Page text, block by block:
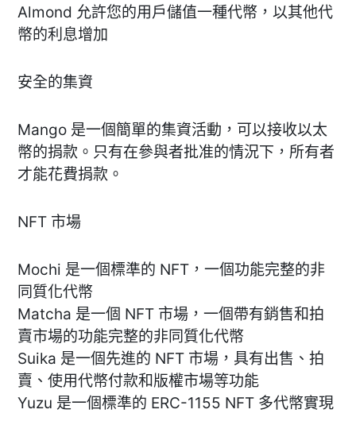
Almond 允許您的用戶儲值一種代幣，以其他代
幣的利息增加
安全的集資
Mango 是一個簡單的集資活動，可以接收以太
幣的捐款。只有在參與者批准的情況下，所有者
才能花費捐款。
NFT 市場
Mochi 是一個標準的 NFT，一個功能完整的非
同質化代幣
Matcha 是一個 NFT 市場，一個帶有銷售和拍
賣市場的功能完整的非同質化代幣
Suika 是一個先進的 NFT 市場，具有出售、拍
賣、使用代幣付款和版權市場等功能
Yuzu 是一個標準的 ERC-1155 NFT 多代幣實現